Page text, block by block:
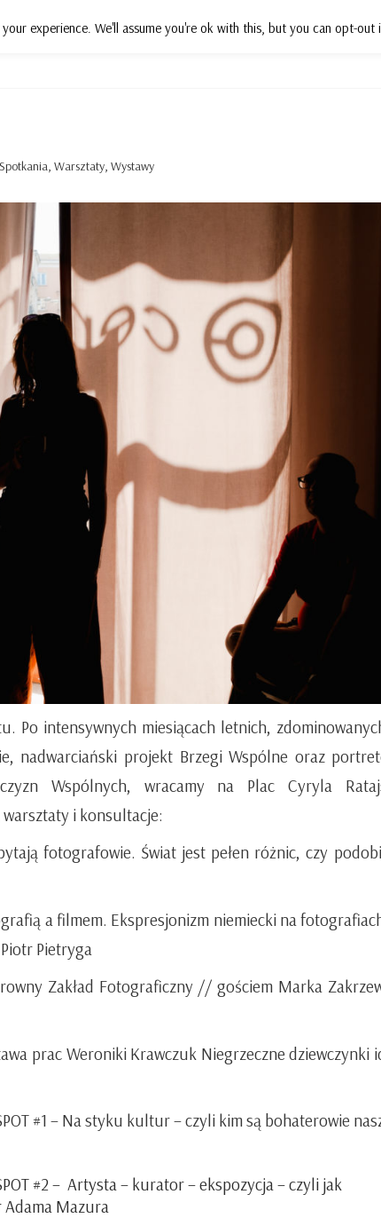
Spotkania, Warsztaty, Wystawy
Po intensywnych miesiącach letnich,
nadwarciański projekt Brzegi Wspólne oraz
Wspólnych, wracamy na Plac Cyryla
i konsultacje:
fotografowie. Świat jest pełen różnic, czy
a filmem. Ekspresjonizm niemiecki na
Pietryga
Zakład Fotograficzny // gościem Marka
prac Weroniki Krawczuk Niegrzeczne dziewczynki
#1 – Na styku kultur – czyli kim są bohaterowie
#2 – Artysta – kurator – ekspozycja – czyli jak
Adama Mazura
experience. We'll assume you're ok with this, but you can opt-out